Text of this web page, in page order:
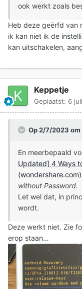
ook werkt zoals
Heb deze geërfd van
ik kan niet ik de
kan uitschakelen,
Keppetje
Geplaatst: 6
Op 2/7/2023 om
En meerbepaald
Updated] 4 Ways
(wondershare.com)
without Password.
Let wel dat, in
wordt.
Deze werkt niet. Zie
erop staan…